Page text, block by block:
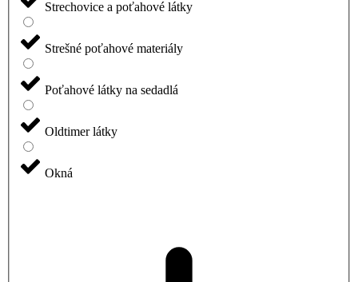
Strechovice a poťahové látky
Strešné poťahové materiály
Poťahové látky na sedadlá
Oldtimer látky
Okná